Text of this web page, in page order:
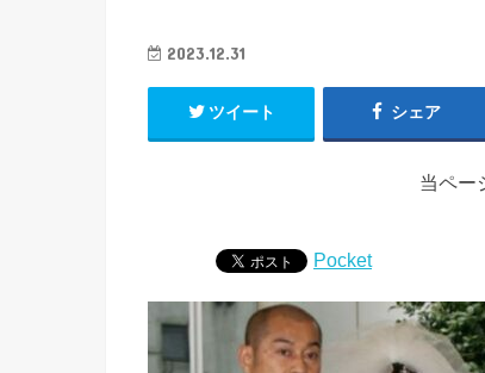
2023.12.31
ツイート シェア
当ペー
Pocket